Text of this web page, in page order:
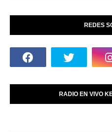
REDES
RADIO EN VIVO